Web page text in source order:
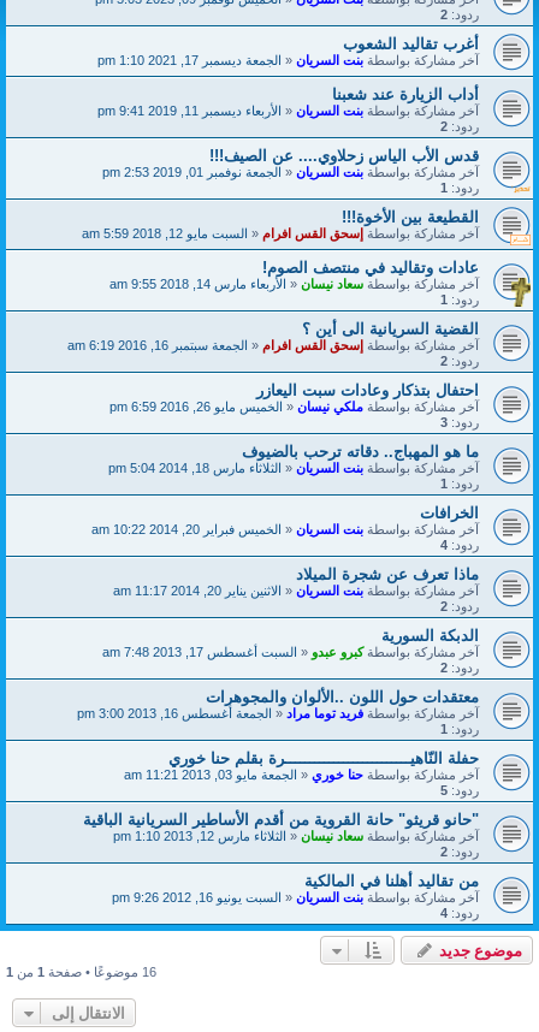
ردود: 2
أغرب تقاليد الشعوب
آخر مشاركة بواسطة بنت السريان « الجمعة ديسمبر 17, 2021 1:10 pm
أداب الزيارة عند شعبنا
آخر مشاركة بواسطة بنت السريان « الأربعاء ديسمبر 11, 2019 9:41 pm
ردود: 2
قدس الأب الياس زحلاوي.... عن الصيف!!!
آخر مشاركة بواسطة بنت السريان « الجمعة نوفمبر 01, 2019 2:53 pm
ردود: 1
القطيعة بين الأخوة!!!
آخر مشاركة بواسطة إسحق القس افرام « السبت مايو 12, 2018 5:59 am
عادات وتقاليد في منتصف الصوم!
آخر مشاركة بواسطة سعاد نيسان « الأربعاء مارس 14, 2018 9:55 am
ردود: 1
القضية السريانية الى أين ؟
آخر مشاركة بواسطة إسحق القس افرام « الجمعة سبتمبر 16, 2016 6:19 am
ردود: 2
احتفال بتذكار وعادات سبت اليعازر
آخر مشاركة بواسطة ملكي نيسان « الخميس مايو 26, 2016 6:59 pm
ردود: 3
ما هو المهباج.. دقاته ترحب بالضيوف
آخر مشاركة بواسطة بنت السريان « الثلاثاء مارس 18, 2014 5:04 pm
ردود: 1
الخرافات
آخر مشاركة بواسطة بنت السريان « الخميس فبراير 20, 2014 10:22 am
ردود: 4
ماذا تعرف عن شجرة الميلاد
آخر مشاركة بواسطة بنت السريان « الاثنين يناير 20, 2014 11:17 am
ردود: 2
الدبكة السورية
آخر مشاركة بواسطةكبرو عبدو « السبت أغسطس 17, 2013 7:48 am
ردود: 2
معتقدات حول اللون ..الألوان والمجوهرات
آخر مشاركة بواسطة فريد توما مراد « الجمعة أغسطس 16, 2013 3:00 pm
ردود: 1
حفلة النّاهيــــــــــــــــــــــــــرة بقلم حنا خوري
آخر مشاركة بواسطة حنا خوري « الجمعة مايو 03, 2013 11:21 am
ردود: 5
"حانو قريثو" حانة القروية من أقدم الأساطير السريانية الباقية
آخر مشاركة بواسطة سعاد نيسان « الثلاثاء مارس 12, 2013 1:10 pm
ردود: 2
من تقاليد أهلنا في المالكية
آخر مشاركة بواسطة بنت السريان « السبت يونيو 16, 2012 9:26 pm
ردود: 4
موضوع جديد
16 موضوعًا • صفحة 1 من 1
الانتقال إلى